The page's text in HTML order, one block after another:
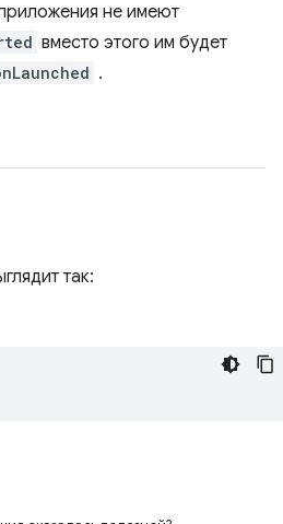
не имеют
вместо этого им будет
.
так: